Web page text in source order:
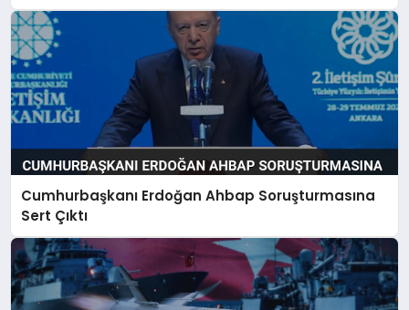
Cumhurbaşkanı Erdoğan Ahbap Soruşturmasına
Sert Çıktı